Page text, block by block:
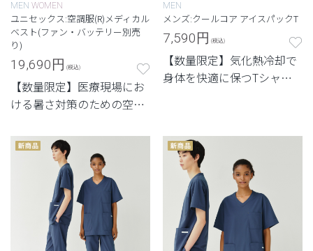
MEN WOMEN
ユニセックス:空調服(R)メディカル
ベスト(ファン・バッテリー別売
り)
19,690円 (税込)
【数量限定】医療現場にお
ける暑さ対策のための空調
MEN
メンズ:クールコア アイスパックT
7,590円 (税込)
【数量限定】気化熱冷却で
身体を快適に保つTシャツ